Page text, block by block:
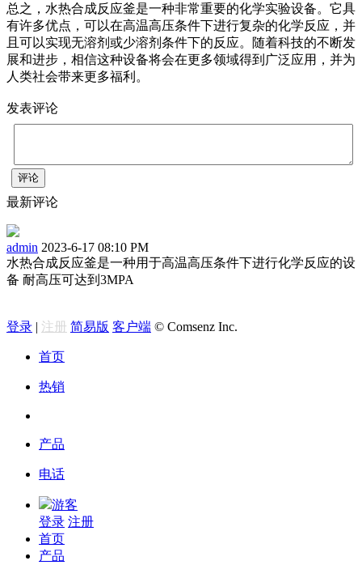
总之，水热合成反应釜是一种非常重要的化学实验设备。它具
有许多优点，可以在高温高压条件下进行复杂的化学反应，并
且可以实现无溶剂或少溶剂条件下的反应。随着科技的不断发
展和进步，相信这种设备将会在更多领域得到广泛应用，并为
人类社会带来更多福利。
发表评论
评论
最新评论
admin 2023-6-17 08:10 PM
水热合成反应釜是一种用于高温高压条件下进行化学反应的设
备 耐高压可达到3MPA
登录 | 注册 简易版 客户端 © Comsenz Inc.
首页
热销
产品
电话
游客
登录 注册
首页
产品